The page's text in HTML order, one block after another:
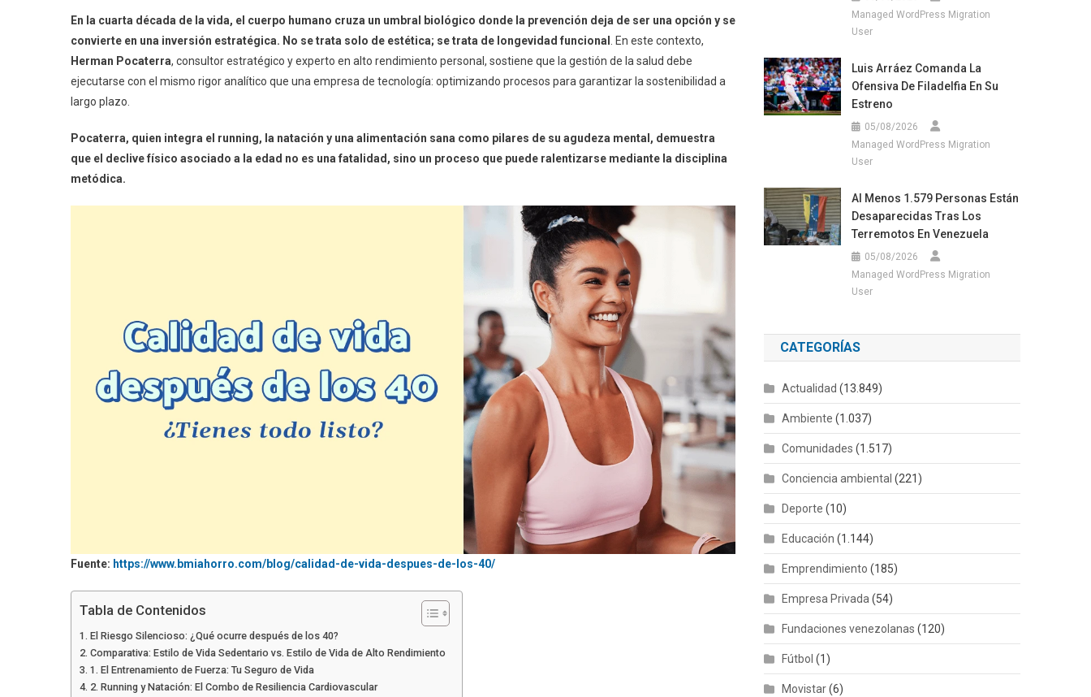
En la cuarta década de la vida, el cuerpo humano cruza un umbral biológico donde la prevención deja de ser una opción y se
convierte en una inversión estratégica. No se trata solo de estética; se trata de longevidad funcional . En este contexto,
Herman Pocaterra, consultor estratégico y experto en alto rendimiento personal, sostiene que la gestión de la salud debe
ejecutarse con el mismo rigor analítico que una empresa de tecnología: optimizando procesos para garantizar la sostenibilidad a
largo plazo.
Pocaterra, quien integra el running, la natación y una alimentación sana como pilares de su agudeza mental, demuestra
que el declive físico asociado a la edad no es una fatalidad, sino un proceso que puede ralentizarse mediante la disciplina
metódica.
Fuente: https://www.bmiahorro.com/blog/calidad-de-vida-despues-de-los-40/
Tabla de Contenidos
El Riesgo Silencioso: ¿Qué ocurre después de los 40?
Comparativa: Estilo de Vida Sedentario vs. Estilo de Vida de Alto Rendimiento
1. El Entrenamiento de Fuerza: Tu Seguro de Vida
2. Running y Natación: El Combo de Resiliencia Cardiovascular
Managed WordPress Migration
User
Luis Arráez Comanda La
Ofensiva De Filadelfia En Su
Estreno
05/08/2026
Managed WordPress Migration
User
Al Menos 1.579 Personas Están
Desaparecidas Tras Los
Terremotos En Venezuela
05/08/2026
Managed WordPress Migration
User
CATEGORÍAS
Actualidad (13.849)
Ambiente (1.037)
Comunidades (1.517)
Conciencia ambiental (221)
Deporte (10)
Educación (1.144)
Emprendimiento (185)
Empresa Privada (54)
Fundaciones venezolanas (120)
Fútbol (1)
Movistar(6)